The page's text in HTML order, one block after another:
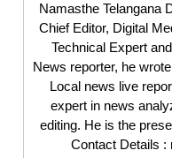
Namasthe Telangana
Chief Editor, Digital
Technical Expert
News reporter, he
Local news live
expert in news
editing. He is the
Contact Details :